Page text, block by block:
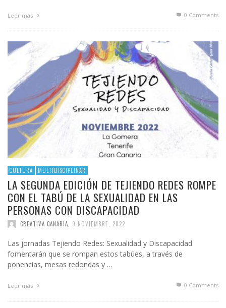
Leer más 0 Comments
CULTURA MULTIDISCIPLINAR
LA SEGUNDA EDICIÓN DE TEJIENDO REDES ROMPE
CON EL TABÚ DE LA SEXUALIDAD EN LAS
PERSONAS CON DISCAPACIDAD
CREATIVA CANARIA 9 NOVIEMBRE, 2022
Las jornadas Tejiendo Redes: Sexualidad y Discapacidad
fomentarán que se rompan estos tabúes, a través de
ponencias, mesas redondas y …
Leer más 0 Comments